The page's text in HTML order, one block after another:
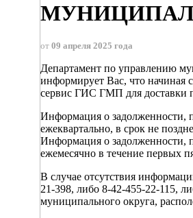
от 09 апреля 2025 года
Департамент по управлению
информирует Вас, что начиная
сервис ГИС ГМП для доставки
Информация о задолженности,
ежеквартально, в срок не
Информация о задолженности,
ежемесячно в течение первых
В случае отсутствия
21-398, либо 8-42-455-22-115,
муниципального округа,